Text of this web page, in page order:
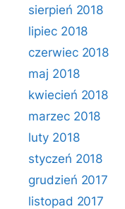
sierpień 2018
lipiec 2018
czerwiec 2018
maj 2018
kwiecień 2018
marzec 2018
luty 2018
styczeń 2018
grudzień 2017
listopad 2017